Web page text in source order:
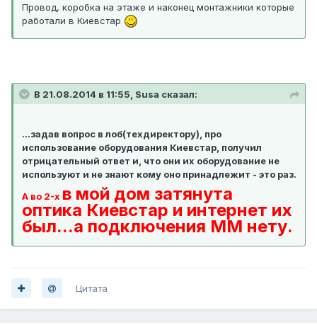
Провод, коробка на этаже и наконец монтажники которые
работали в Киевстар
В 21.08.2014 в 11:55, Susa сказал:
...задав вопрос в лоб(техдиректору), про
использование оборудования Киевстар, получил
отрицательный ответ и, что они их оборудование не
используют и не знают кому оно принадлежит - это раз.
А во 2-х в мой дом затянута
оптика Киевстар и интернет их
был...а подключения ММ нету.
Цитата